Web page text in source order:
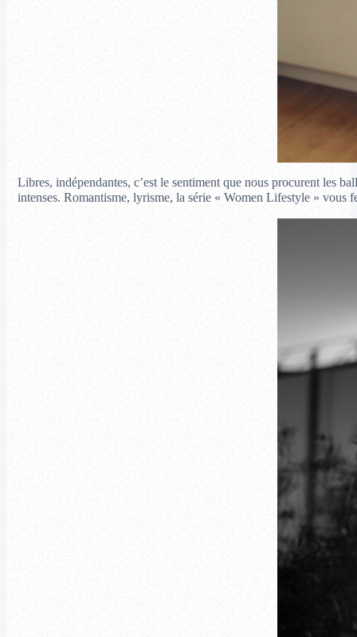
Libres, indépendantes, c’est le sentiment que nous procurent les
intenses. Romantisme, lyrisme, la série « Women Lifestyle » vous